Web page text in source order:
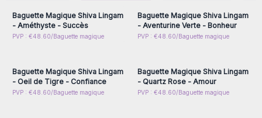
Baguette Magique Shiva Lingam
- Améthyste - Succès
PVP : €48.60/Baguette magique
Baguette Magique Shiva Lingam
- Aventurine Verte - Bonheur
PVP : €48.60/Baguette magique
Connectez-vous ou
Baguette Magique Shiva Lingam
- Oeil de Tigre - Confiance
PVP : €48.60/Baguette magique
Connectez-vous ou
Baguette Magique Shiva Lingam
- Quartz Rose - Amour
PVP : €48.60/Baguette magique
Connectez-vous ou
Connectez-vous ou